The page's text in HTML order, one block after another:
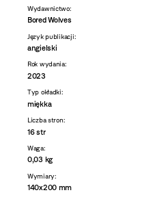
Wydawnictwo:
Bored Wolves
Język publikacji:
angielski
Rok wydania:
2023
Typ okładki:
miękka
Liczba stron:
16 str
Waga:
0,03 kg
Wymiary:
140x200 mm